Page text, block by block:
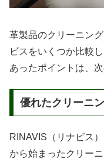
革製品のクリーニン
ビスをいくつか比較
あったポイントは、
優れたクリーニ
RINAVIS（リナビス
から始まったクリーニ